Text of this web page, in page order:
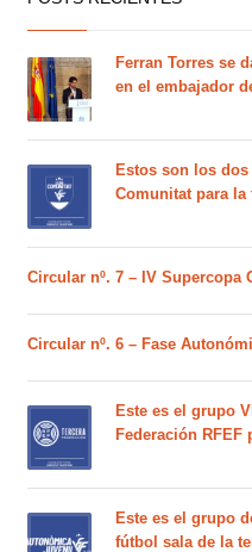
Ferran Torres se
en el embajador
Estos son los
Comunitat para la
Circular nº. 7 – IV Supercopa
Circular nº. 6 – Fase
Este es el grupo
Federación RFEF
Este es el grupo
fútbol sala de la